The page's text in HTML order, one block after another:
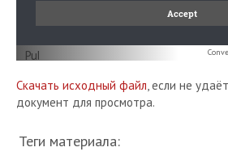
Скачать исходный файл, если не
документ для просмотра.
Теги материала: